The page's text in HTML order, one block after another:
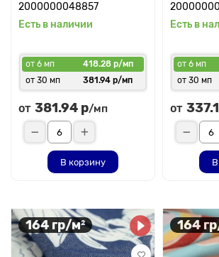
2000000048857
Есть в наличии
от 6 мп
418.28 р/мп
от 30 мп
381.94 р/мп
от 381.94 р/мп
В корзину
Есть в
от 6 мп
от 30 мп
от
164 гр/м² 164